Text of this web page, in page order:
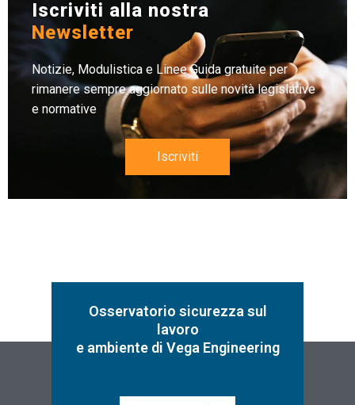
Iscriviti alla nostra
Newsletter
Notizie, Modulistica e Linee Guida gratuite per
rimanere sempre aggiornato sulle novità legislative
e normative
Iscriviti
Osservatorio sicurezza sul
lavoro
e ambiente di Vega Engineering